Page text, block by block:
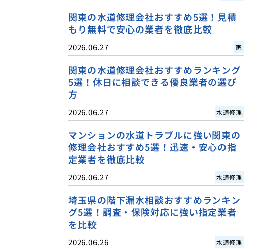
関東の水道修理会社おすすめ5選！見積
もり無料で安心の業者を徹底比較
2026.06.27 家
関東の水道修理会社おすすめランキング
5選！休日に相談できる優良業者の選び
方
2026.06.27 水道修理
マンションの水道トラブルに強い関東の
修理会社おすすめ5選！迅速・安心の指
定業者を徹底比較
2026.06.27 水道修理
埼玉県の階下漏水相談おすすめランキン
グ5選！調査・保険対応に強い指定業者
を比較
2026.06.26 水道修理